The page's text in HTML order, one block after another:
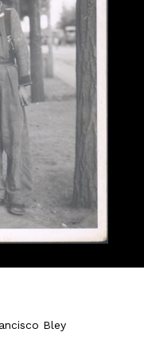
Bley